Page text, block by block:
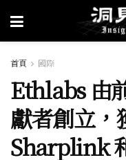
首頁 國際
Ethlabs 由
獻者創立，
Sharplink